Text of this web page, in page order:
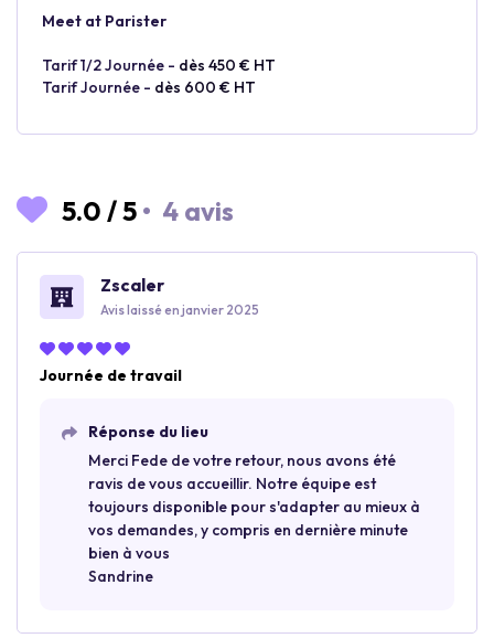
Meet at Parister
Tarif 1/2 Journée - dès 450 € HT
Tarif Journée - dès 600 € HT
5.0 /5 • 4 avis
Zscaler
Avis laissé en janvier 2025
Journée de travail
Réponse du lieu
Merci Fede de votre retour, nous avons été
ravis de vous accueillir. Notre équipe est
toujours disponible pour s'adapter au mieux à
vos demandes, y compris en dernière minute
bien à vous
Sandrine